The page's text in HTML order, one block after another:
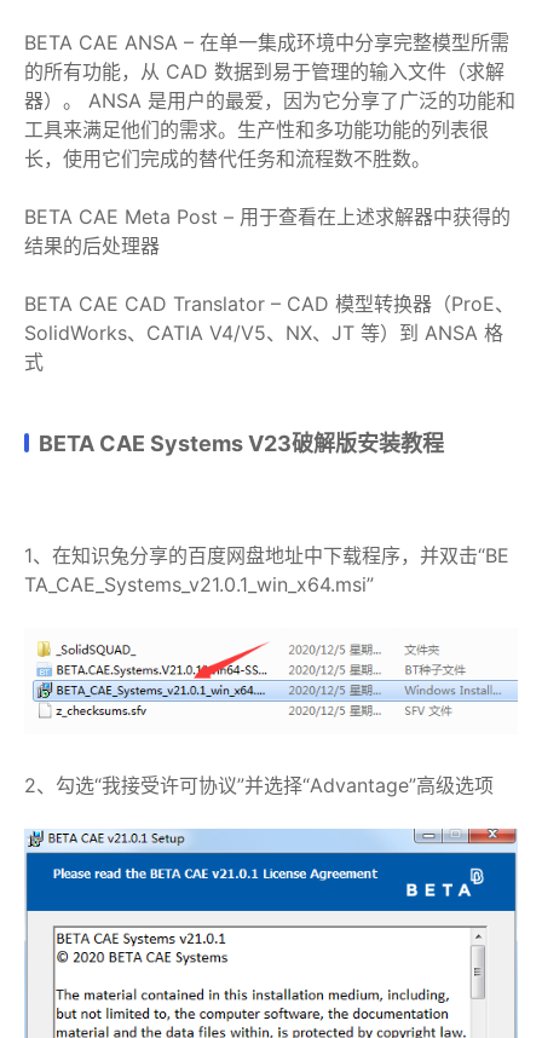
BETA CAE ANSA – 在单一集成环境中分享完整模型所需
的所有功能，从 CAD 数据到易于管理的输入文件（求解
器）。 ANSA 是用户的最爱，因为它分享了广泛的功能和
工具来满足他们的需求。生产性和多功能功能的列表很
长，使用它们完成的替代任务和流程数不胜数。
BETA CAE Meta Post – 用于查看在上述求解器中获得的
结果的后处理器
BETA CAE CAD Translator – CAD 模型转换器（ProE、
SolidWorks、CATIA V4/V5、NX、JT 等）到 ANSA 格
式
BETA CAE Systems V23破解版安装教程
1、在知识兔分享的百度网盘地址中下载程序，并双击“BE
TA_CAE_Systems_v21.0.1_win_x64.msi”
2、勾选“我接受许可协议”并选择“Advantage”高级选项